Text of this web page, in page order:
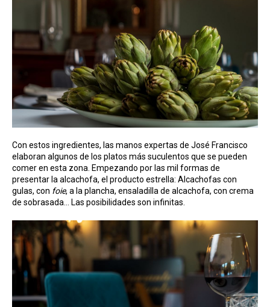
Con estos ingredientes, las manos expertas de José Francisco
elaboran algunos de los platos más suculentos que se pueden
comer en esta zona. Empezando por las mil formas de
presentar la alcachofa, el producto estrella: Alcachofas con
gulas, con foie, a la plancha, ensaladilla de alcachofa, con crema
de sobrasada… Las posibilidades son infinitas.